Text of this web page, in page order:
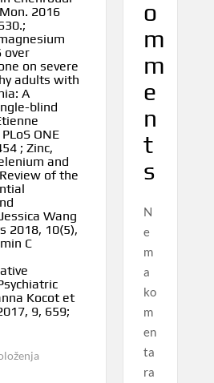
2016
over
on severe
adults with
A
blind
ONE
; Zinc,
and
of the
Wang
2018, 10(5),
C
Kocot et
9, 659;
o
m
m
e
n
t
s
N
e
m
a
ko
m
en
ta
ra